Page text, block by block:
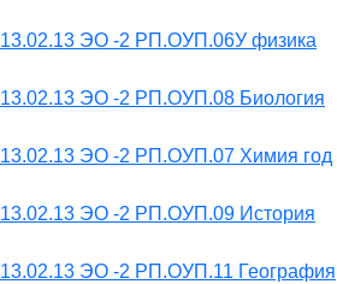
13.02.13 ЭО -2 РП.ОУП.06У физика
13.02.13 ЭО -2 РП.ОУП.08 Биология
13.02.13 ЭО -2 РП.ОУП.07 Химия год
13.02.13 ЭО -2 РП.ОУП.09 История
13.02.13 ЭО -2 РП.ОУП.11 География